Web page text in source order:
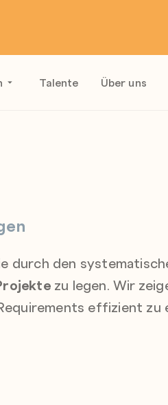
Talente Über uns
durch den
zu legen. Wir
effizient zu